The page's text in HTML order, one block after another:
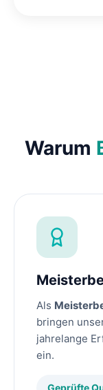
Warum
Als
bringen
jahrelange
ein.